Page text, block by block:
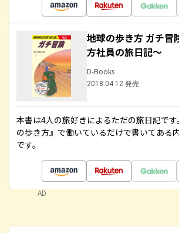
地球の歩き方 ガチ冒
方社員の旅日記～
D-Books
2018.04.12 発売
本書は4人の旅好きによるただの旅日記で
の歩き方』で働いているだけで書いてある
です。
AD